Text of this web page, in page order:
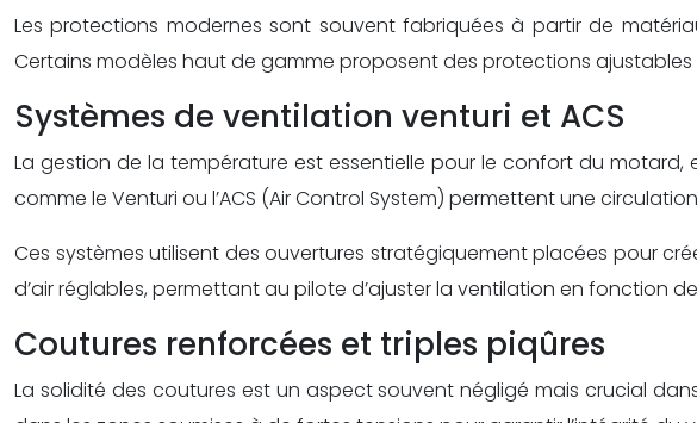
Les protections modernes sont souvent fabriquées à partir de
Certains modèles haut de gamme proposent des protections
Systèmes de ventilation venturi et ACS
La gestion de la température est essentielle pour le confort du
comme le Venturi ou l’ACS (Air Control System) permettent une
Ces systèmes utilisent des ouvertures stratégiquement placées pour
d’air réglables, permettant au pilote d’ajuster la ventilation en fonction
Coutures renforcées et triples piqûres
La solidité des coutures est un aspect souvent négligé mais crucial